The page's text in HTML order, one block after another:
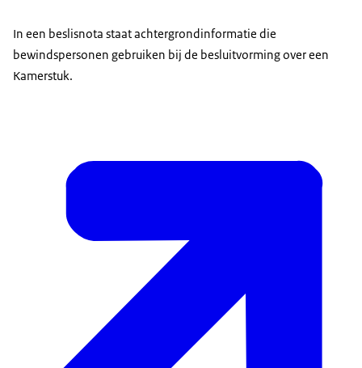
In een beslisnota staat achtergrondinformatie die
bewindspersonen gebruiken bij de besluitvorming over een
Kamerstuk.